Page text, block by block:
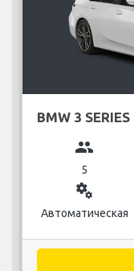
BMW 3 SERIES
group
5
miscellaneous_services
Автоматическая